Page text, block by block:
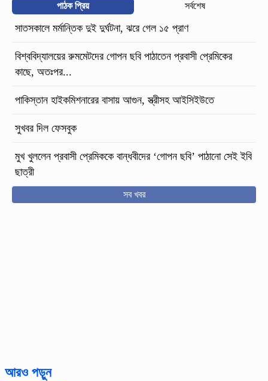
পাঠক প্রিয় সর্বশেষ
সাতসকালে মর্মান্তিক দুই দুর্ঘটনা, ঝরে গেল ১৫ প্রাণ
বিশ্ববিদ্যালয়ের রুমমেটদের গোপন ছবি পাঠাতেন প্রবাসী প্রেমিকের
কাছে, অতঃপর...
পাকিস্তান হাইকমিশনারের বাসায় আগুন, স্ত্রীসহ আইসিইউতে
সুখবর দিল ফেসবুক
মুখ খুললেন প্রবাসী প্রেমিককে বান্ধবীদের ‘গোপন ছবি’ পাঠানো সেই ইবি
ছাত্রী
সব খবর
আরও পড়ুন